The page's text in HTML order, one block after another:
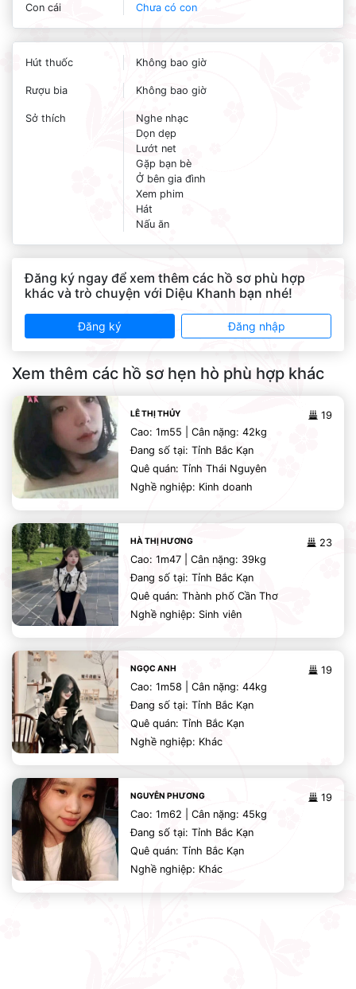
Con cái Chưa có con
Hút thuốc Không bao giờ
Rượu bia Không bao giờ
Sở thích
Nghe nhạc
Dọn dẹp
Lướt net
Gặp bạn bè
Ở bên gia đình
Xem phim
Hát
Nấu ăn
Đăng ký ngay để xem thêm các hồ sơ phù hợp
khác và trò chuyện với Diệu Khanh bạn nhé!
Đăng ký Đăng nhập
Xem thêm các hồ sơ hẹn hò phù hợp khác
19
LÊ THỊ THỦY
Cao: 1m55 | Cân nặng: 42kg
Đang số tại: Tỉnh Bắc Kạn
Quê quán: Tỉnh Thái Nguyên
Nghề nghiệp: Kinh doanh
23
HÀ THỊ HƯƠNG
Cao: 1m47 | Cân nặng: 39kg
Đang số tại: Tỉnh Bắc Kạn
Quê quán: Thành phố Cần Thơ
Nghề nghiệp: Sinh viên
19
NGỌC ANH
Cao: 1m58 | Cân nặng: 44kg
Đang số tại: Tỉnh Bắc Kạn
Quê quán: Tỉnh Bắc Kạn
Nghề nghiệp: Khác
19
NGUYỄN PHƯƠNG
Cao: 1m62 | Cân nặng: 45kg
Đang số tại: Tỉnh Bắc Kạn
Quê quán: Tỉnh Bắc Kạn
Nghề nghiệp: Khác